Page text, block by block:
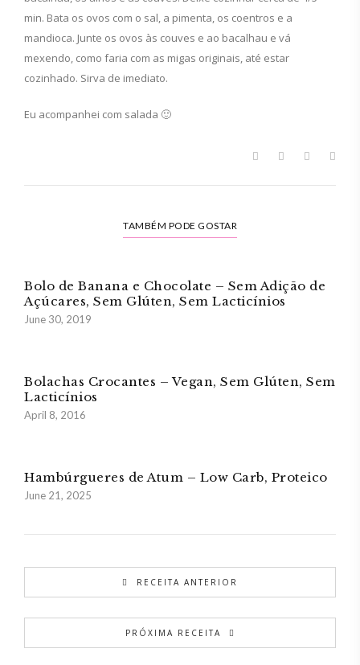
min. Bata os ovos com o sal, a pimenta, os coentros e a
mandioca. Junte os ovos às couves e ao bacalhau e vá
mexendo, como faria com as migas originais, até estar
cozinhado. Sirva de imediato.
Eu acompanhei com salada 🙂
TAMBÉM PODE GOSTAR
Bolo de Banana e Chocolate – Sem Adição de
Açúcares, Sem Glúten, Sem Lacticínios
June 30, 2019
Bolachas Crocantes – Vegan, Sem Glúten, Sem
Lacticínios
April 8, 2016
Hambúrgueres de Atum – Low Carb, Proteico
June 21, 2025
RECEITA ANTERIOR
PRÓXIMA RECEITA